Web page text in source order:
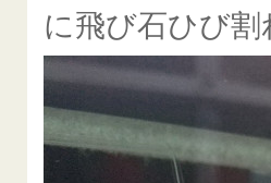
【プロ使用】フッ素系ガラストリートメ
当店の良心的価
欧州車モールの白サビやシミを落とす！
instagram記事
飛び石ひび割れでヒビ先が伸びた場合は？
に飛び石ひび割